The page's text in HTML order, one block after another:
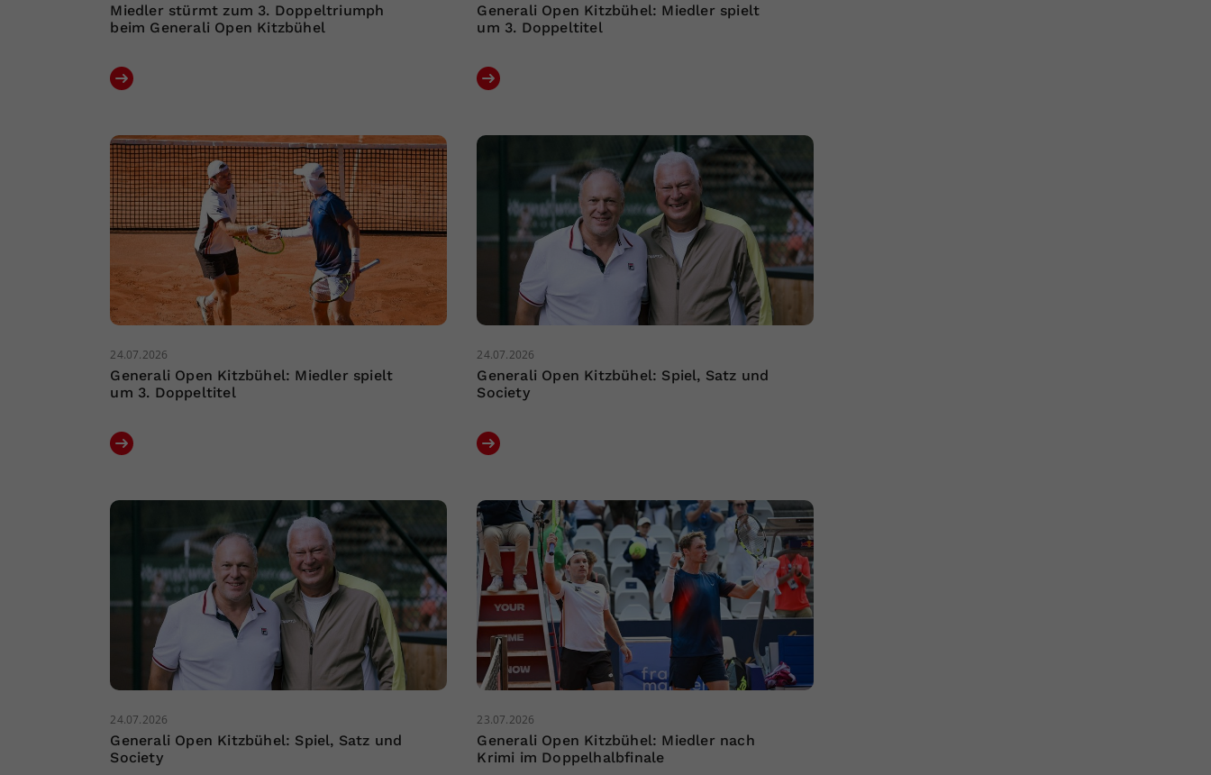
Miedler stürmt zum 3. Doppeltriumph
beim Generali Open Kitzbühel
Generali Open Kitzbühel: Miedler spielt
um 3. Doppeltitel
24.07.2026
Generali Open Kitzbühel: Miedler spielt
um 3. Doppeltitel
24.07.2026
Generali Open Kitzbühel: Spiel, Satz und
Society
24.07.2026
Generali Open Kitzbühel: Spiel, Satz und
Society
23.07.2026
Generali Open Kitzbühel: Miedler nach
Krimi im Doppelhalbfinale